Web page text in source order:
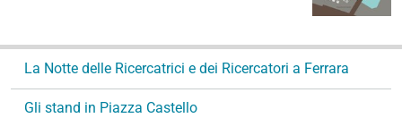
La Notte delle Ricercatrici e dei Ricercatori a Ferrara
Gli stand in Piazza Castello